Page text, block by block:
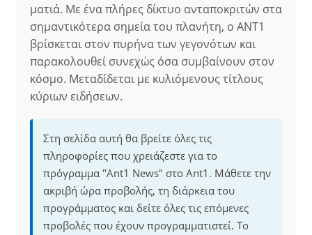
ματιά. Με ένα πλήρες δίκτυο ανταποκριτών στα
σημαντικότερα σημεία του πλανήτη, ο ΑΝΤ1
βρίσκεται στον πυρήνα των γεγονότων και
παρακολουθεί συνεχώς όσα συμβαίνουν στον
κόσμο. Μεταδίδεται με κυλιόμενους τίτλους
κύριων ειδήσεων.
Στη σελίδα αυτή θα βρείτε όλες τις
πληροφορίες που χρειάζεστε για το
πρόγραμμα "Ant1 News" στο Ant1. Μάθετε την
ακριβή ώρα προβολής, τη διάρκεια του
προγράμματος και δείτε όλες τις επόμενες
προβολές που έχουν προγραμματιστεί. Το